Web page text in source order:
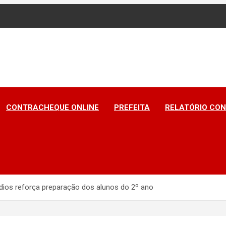
DO PIAUÍ
CONTRACHEQUE ONLINE PREFEITA RELATÓRIO
reforça preparação dos alunos do 2º ano